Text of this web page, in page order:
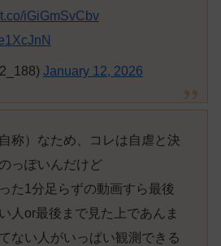
iGiGmSvCbv
January 12, 2026
称）なため、コレは自虐と決
っぽいんだけど
た1分足らずの動画すら最後
人or最後まで見た上であんま
ない人がいっぱい観測できる